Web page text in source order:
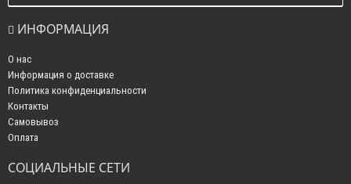
ИНФОРМАЦИЯ
О нас
Информация о доставке
Политика конфиденциальности
Контакты
Самовывоз
Оплата
СОЦИАЛЬНЫЕ СЕТИ